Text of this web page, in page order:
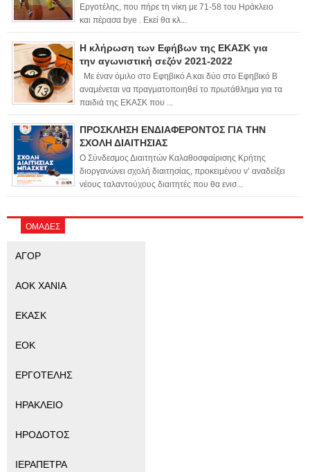
Εργοτέλης, που πήρε τη νίκη με 71-58 του Ηράκλειο
και πέρασα bye . Εκεί θα κλ...
Η κλήρωση των Εφήβων της ΕΚΑΣΚ για
την αγωνιστική σεζόν 2021-2022
Με έναν όμιλο στο Εφηβικό Α και δύο στο Εφηβικό Β
αναμένεται να πραγματοποιηθεί το πρωτάθλημα για τα
παιδιά της ΕΚΑΣΚ που ...
ΠΡΟΣΚΛΗΣΗ ΕΝΔΙΑΦΕΡΟΝΤΟΣ ΓΙΑ ΤΗΝ
ΣΧΟΛΗ ΔΙΑΙΤΗΣΙΑΣ
Ο Σύνδεσμος Διαιτητών Καλαθοσφαίρισης Κρήτης
διοργανώνει σχολή διαιτησίας, προκειμένου ν’ αναδείξει
νέους ταλαντούχους διαιτητές που θα ενισ...
ΟΜΑΔΕΣ
ΑΓΟΡ
ΑΟΚ ΧΑΝΙΑ
ΕΚΑΣΚ
ΕΟΚ
ΕΡΓΟΤΕΛΗΣ
ΗΡΑΚΛΕΙΟ
ΗΡΟΔΟΤΟΣ
ΙΕΡΑΠΕΤΡΑ